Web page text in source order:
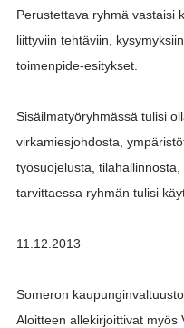
Perustettava ryhmä vastaisi
liittyviin tehtäviin,
toimenpide-esitykset.
Sisäilmatyöryhmässä tulisi
virkamiesjohdosta,
työsuojelusta,
tarvittaessa ryhmän tulisi
11.12.2013
Someron
Aloitteen allekirjoittivat myös